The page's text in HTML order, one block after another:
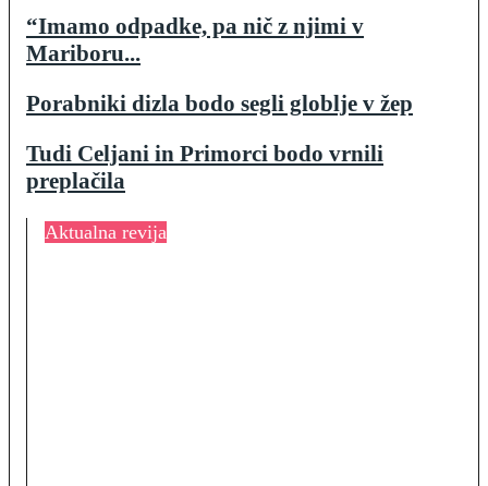
“Imamo odpadke, pa nič z njimi v
Mariboru...
Porabniki dizla bodo segli globlje v žep
Tudi Celjani in Primorci bodo vrnili
preplačila
Aktualna revija